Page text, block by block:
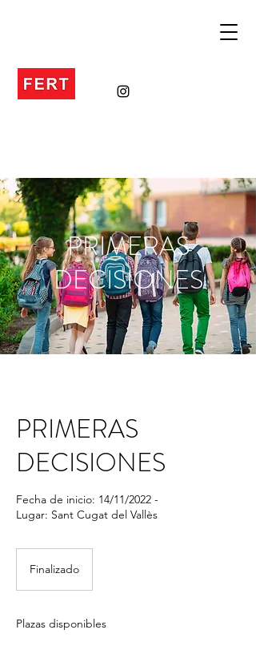
PRIMERAS
DECISIONES
PRIMERAS
DECISIONES
Fecha de inicio: 14/11/2022 -
Lugar: Sant Cugat del Vallès
Finalizado
l
Plazas disponibles